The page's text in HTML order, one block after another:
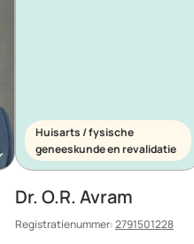
Huisarts / fysische
geneeskunde en revalidatie
Dr. O.R. Avram
Registratienummer:2791501228